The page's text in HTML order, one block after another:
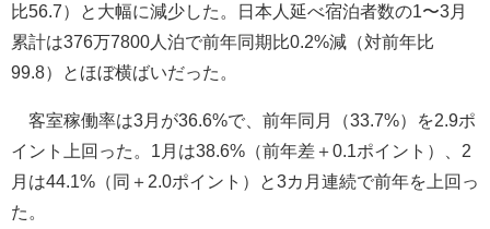
比56.7）と大幅に減少した。日本人延べ宿泊者数の1〜3月
累計は376万7800人泊で前年同期比0.2%減（対前年比
99.8）とほぼ横ばいだった。
客室稼働率は3月が36.6%で、前年同月（33.7%）を2.9ポ
イント上回った。1月は38.6%（前年差＋0.1ポイント）、2
月は44.1%（同＋2.0ポイント）と3カ月連続で前年を上回っ
た。